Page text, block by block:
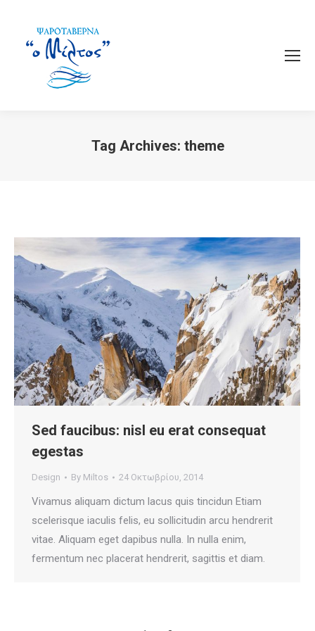
Tag Archives: theme
Sed faucibus: nisl eu erat consequat
egestas
Design By Miltos 24 Οκτωβρίου, 2014
Vivamus aliquam dictum lacus quis tincidun Etiam
scelerisque iaculis felis, eu sollicitudin arcu hendrerit
vitae. Aliquam eget dapibus nulla. In nulla enim,
fermentum nec placerat hendrerit, sagittis et diam.